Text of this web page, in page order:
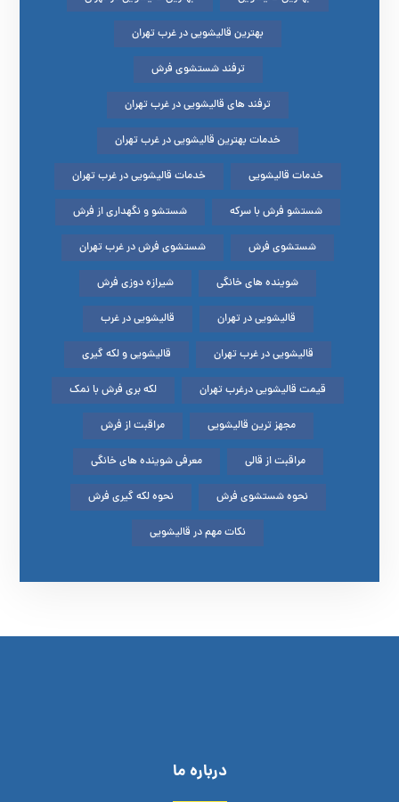
بهترین قالیشویی در غرب تهران
ترفند شستشوی فرش
ترفند های قالیشویی در غرب تهران
خدمات بهترین قالیشویی در غرب تهران
خدمات قالیشویی خدمات قالیشویی در غرب تهران
شستشو فرش با سرکه شستشو و نگهداری از فرش
شستشوی فرش شستشوی فرش در غرب تهران
شوینده های خانگی شیرازه دوزی فرش
قالیشویی در تهران قالیشویی در غرب
قالیشویی در غرب تهران قالیشویی و لکه گیری
قیمت قالیشویی درغرب تهران لکه بری فرش با نمک
مجهز ترین قالیشویی مراقبت از فرش
مراقبت از قالی معرفی شوینده های خانگی
نحوه شستشوی فرش نحوه لکه گیری فرش
نکات مهم در قالیشویی
درباره ما